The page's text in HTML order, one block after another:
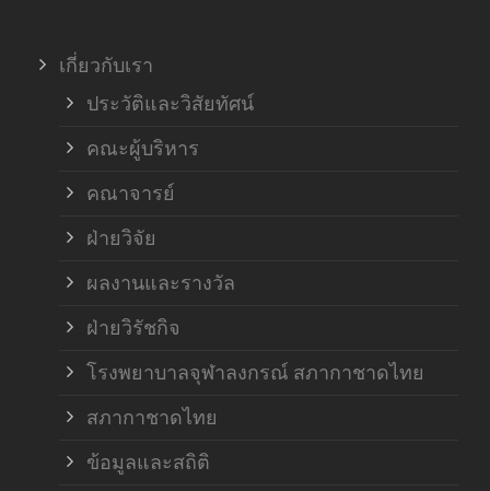
เกี่ยวกับเรา
ประวัติและวิสัยทัศน์
คณะผู้บริหาร
คณาจารย์
ฝ่ายวิจัย
ผลงานและรางวัล
ฝ่ายวิรัชกิจ
โรงพยาบาลจุฬาลงกรณ์ สภากาชาดไทย
สภากาชาดไทย
ข้อมูลและสถิติ